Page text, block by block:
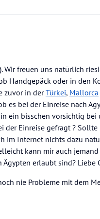
). Wir freuen uns natürlich
Handgepäck oder in den
zuvor in derTürkei, Mallorca
es bei der Einreise nach
ein bisschen vorsichtig bei
der Einreise gefragt ?
im Internet nichts dazu
kann mir auch
Ägypten erlaubt sind?
nie Probleme mit dem